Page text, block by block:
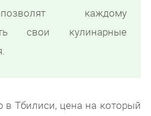
каждому
свои кулинарные
в Тбилиси, цена на который